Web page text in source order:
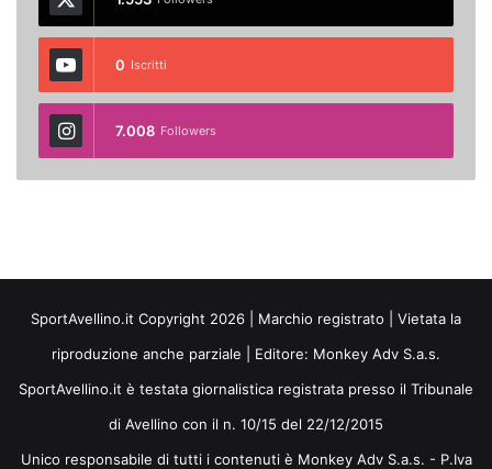
0 Iscritti
7.008 Followers
SportAvellino.it Copyright 2026 | Marchio registrato | Vietata la
riproduzione anche parziale | Editore: Monkey Adv S.a.s.
SportAvellino.it è testata giornalistica registrata presso il Tribunale
di Avellino con il n. 10/15 del 22/12/2015
Unico responsabile di tutti i contenuti è Monkey Adv S.a.s. - P.Iva